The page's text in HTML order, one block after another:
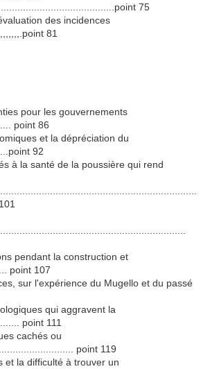
75
des incidences
81
pour les gouvernements
point 86
et la dépréciation du
92
à la santé de la poussière qui rend
pendant la construction et
point 107
sur l'expérience du Mugello et du passé
qui aggravent la
point 111
cachés ou
point 119
et la difficulté à trouver un